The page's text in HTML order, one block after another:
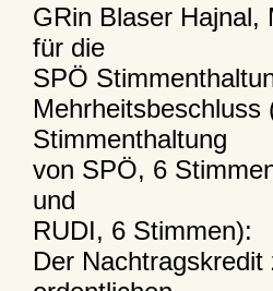
GRin Blaser Hajnal,
für die
SPÖ
Mehrheitsbeschluss
Stimmenthaltung
von SPÖ, 6
und
RUDI, 6 Stimmen):
Der Nachtragskredit